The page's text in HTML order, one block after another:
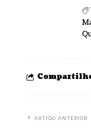
ARTIGO ANTERIOR